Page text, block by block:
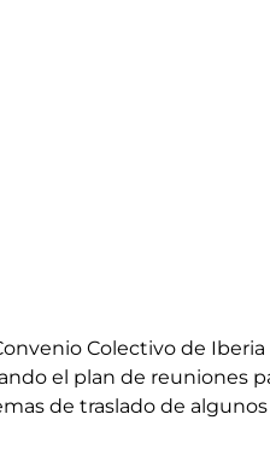
Colectivo de Iberia
el plan de reuniones
de traslado de